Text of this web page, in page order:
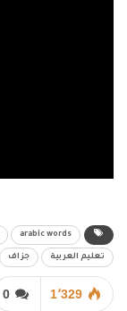
arabic words
تعليم العربية جزاف
0 1٬329